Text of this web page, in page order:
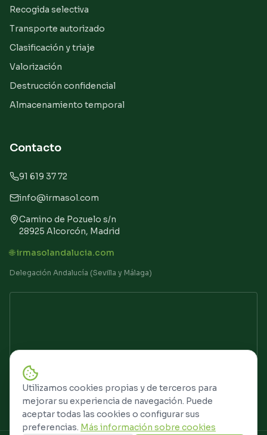
Recogida selectiva
Transporte autorizado
Clasificación y triaje
Valorización
Destrucción confidencial
Almacenamiento temporal
Contacto
91 619 37 72
info@irmasol.com
Camino de Pozuelo s/n
28925 Alcorcón, Madrid
🌐 irmasolandalucia.com
Delegación Andalucía (Sevilla y Málaga)
Utilizamos cookies propias y de terceros para
mejorar su experiencia de navegación. Puede
aceptar todas las cookies o configurar sus
preferencias. Más información sobre cookies